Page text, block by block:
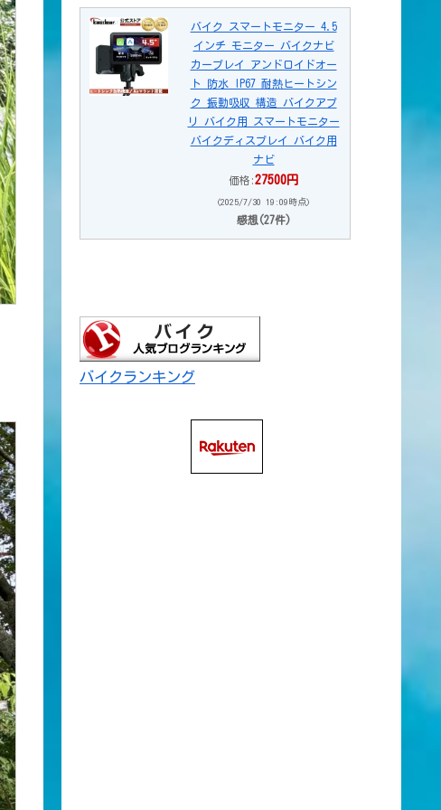
バイク スマートモニター 4.5
インチ モニター バイクナビ
カープレイ アンドロイドオー
ト 防水 IP67 耐熱ヒートシン
ク 振動吸収 構造 バイクアプ
リ バイク用 スマートモニター
バイクディスプレイ バイク用
ナビ
価格:27500円
(2025/7/30 19:09時点)
感想(27件)
バイクランキング